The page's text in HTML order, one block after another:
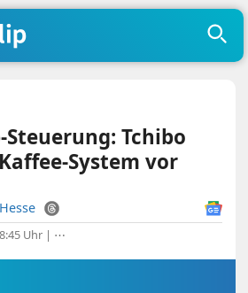
Tchibo
System vor
Uhr | ⋯